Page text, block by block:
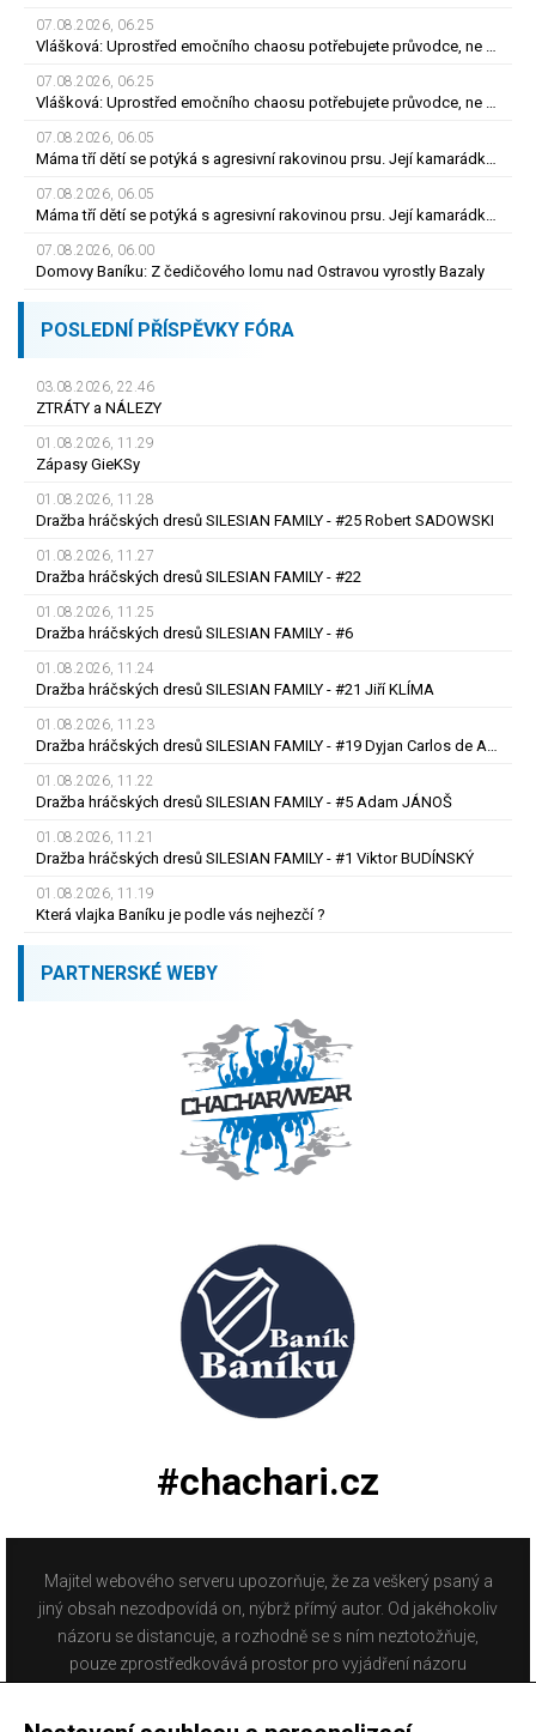
07.08.2026, 06.25
Vlášková: Uprostřed emočního chaosu potřebujete průvodce, ne cizí rozhodnutí
07.08.2026, 06.25
Vlášková: Uprostřed emočního chaosu potřebujete průvodce, ne cizí rozhodnutí
07.08.2026, 06.05
Máma tří dětí se potýká s agresivní rakovinou prsu. Její kamarádka prosí o pomoc
07.08.2026, 06.05
Máma tří dětí se potýká s agresivní rakovinou prsu. Její kamarádka prosí o pomoc
07.08.2026, 06.00
Domovy Baníku: Z čedičového lomu nad Ostravou vyrostly Bazaly
POSLEDNÍ PŘÍSPĚVKY FÓRA
03.08.2026, 22.46
ZTRÁTY a NÁLEZY
01.08.2026, 11.29
Zápasy GieKSy
01.08.2026, 11.28
Dražba hráčských dresů SILESIAN FAMILY - #25 Robert SADOWSKI
01.08.2026, 11.27
Dražba hráčských dresů SILESIAN FAMILY - #22
01.08.2026, 11.25
Dražba hráčských dresů SILESIAN FAMILY - #6
01.08.2026, 11.24
Dražba hráčských dresů SILESIAN FAMILY - #21 Jiří KLÍMA
01.08.2026, 11.23
Dražba hráčských dresů SILESIAN FAMILY - #19 Dyjan Carlos de AZEVEDO
01.08.2026, 11.22
Dražba hráčských dresů SILESIAN FAMILY - #5 Adam JÁNOŠ
01.08.2026, 11.21
Dražba hráčských dresů SILESIAN FAMILY - #1 Viktor BUDÍNSKÝ
01.08.2026, 11.19
Která vlajka Baníku je podle vás nejhezčí ?
PARTNERSKÉ WEBY
#chachari.cz
Majitel webového serveru upozorňuje, že za veškerý psaný a
jiný obsah nezodpovídá on, nýbrž přímý autor. Od jakéhokoliv
názoru se distancuje, a rozhodně se s ním neztotožňuje,
pouze zprostředkovává prostor pro vyjádření názoru